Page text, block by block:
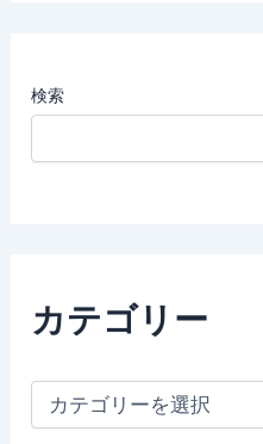
検索
カテゴリー